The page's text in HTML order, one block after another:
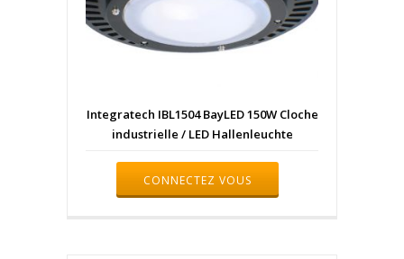
Integratech IBL1504 BayLED 150W Cloche
industrielle / LED Hallenleuchte
CONNECTEZ VOUS